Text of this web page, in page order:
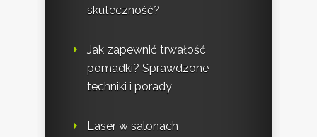
skuteczność?
Jak zapewnić trwałość
pomadki? Sprawdzone
techniki i porady
Laser w salonach